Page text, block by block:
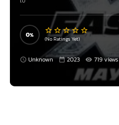
Fast & Furious X เร็วแรงทะลุนรก 10มัน
แข่งขันไปยังเส้นชัย มันจะมีการบาดเจ็บล้
กำกับ “หลุยส์ เลแตร์ริเยร์” ได้นิยามถึงหนัง
นิตยสาร Empire ที่ดูเหมือนจะเป็นภาคบทส
ต้องเผชิญหน้ากับโจทก์เก่าและโจทก์ใหม่เ
คือภาคที่ 10 ของตำนาน Fast & Furious
หนึ่งในแฟรนไชส์ระดับโลกที่ได้รับความนิย
รนไชส์นี้ได้ก้าวเข้าสู่ศตวรรษที่ 3 และยัง
0 (No Ratings Yet)
Unknown 2023 719 views